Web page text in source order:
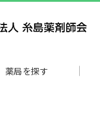
薬局を探す